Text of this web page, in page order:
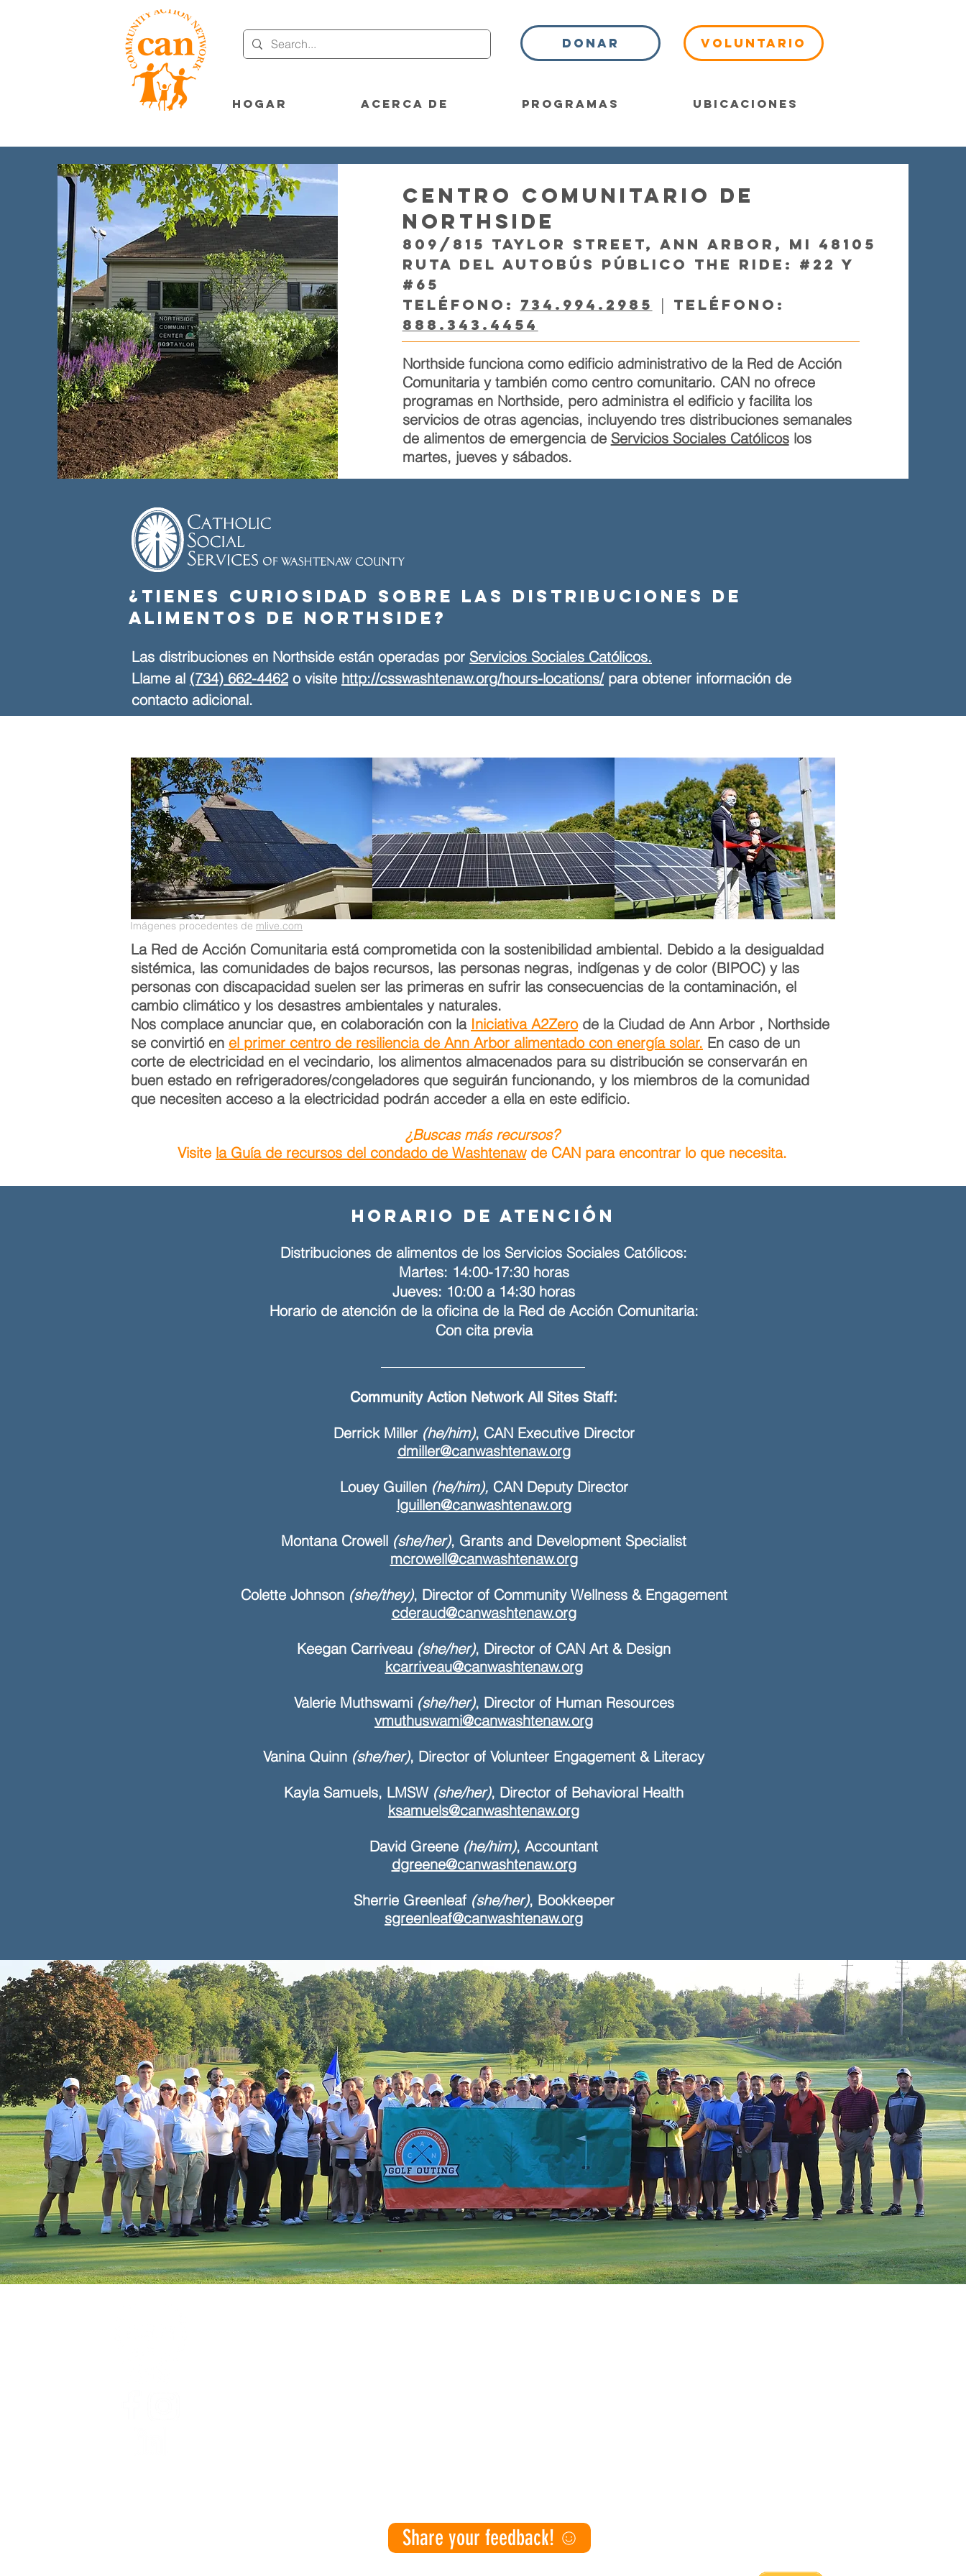
Donar Voluntario
Hogar Acerca de Programas Ubicaciones
Centro comunitario de
Northside
809/815 Taylor Street, Ann Arbor, MI 48105
Ruta del autobús público The Ride: #22 y
#65
Teléfono: 734.994.2985
│ Teléfono:
888.343.4454
Northside funciona como edificio administrativo de la Red de Acción
Comunitaria y también como centro comunitario. CAN no ofrece
programas en Northside, pero administra el edificio y facilita los
servicios de otras agencias, incluyendo tres distribuciones semanales
de alimentos de emergencia de Servicios Sociales Católicoslos
martes, jueves y sábados.
¿Tienes curiosidad sobre las distribuciones de
alimentos de Northside?
Las distribuciones en Northside están operadas por Servicios Sociales Católicos.
Llame al (734) 662-4462 o visite http://csswashtenaw.org/hours-locations/para obtener información de
contacto adicional.
Imágenes procedentes de mlive.com
La Red de Acción Comunitaria está comprometida con la sostenibilidad ambiental. Debido a la desigualdad
sistémica, las comunidades de bajos recursos, las personas negras, indígenas y de color (BIPOC) y las
personas con discapacidad suelen ser las primeras en sufrir las consecuencias de la contaminación, el
cambio climático y los desastres ambientales y naturales.
Nos complace anunciar que, en colaboración con la Iniciativa A2Zerode la Ciudad de Ann Arbor , Northside
se convirtió en el primer centro de resiliencia de Ann Arbor alimentado con energía solar. En caso de un
corte de electricidad en el vecindario, los alimentos almacenados para su distribución se conservarán en
buen estado en refrigeradores/congeladores que seguirán funcionando, y los miembros de la comunidad
que necesiten acceso a la electricidad podrán acceder a ella en este edificio.
¿Buscas más recursos?
Visite la Guía de recursos del condado de Washtenawde CAN para encontrar lo que necesita.
Horario de atención
Distribuciones de alimentos de los Servicios Sociales Católicos:
Martes: 14:00-17:30 horas
Jueves: 10:00 a 14:30 horas
Horario de atención de la oficina de la Red de Acción Comunitaria:
Con cita previa
Community Action Network All Sites Staff:
Derrick Miller (he/him), CAN Executive Director
dmiller@canwashtenaw.org
Louey Guillen (he/him), CAN Deputy Director
lguillen@canwashtenaw.org
Montana Crowell (she/her), Grants and Development Specialist
mcrowell@canwashtenaw.org
Colette Johnson (she/they), Director of Community Wellness & Engagement
cderaud@canwashtenaw.org
Keegan Carriveau (she/her), Director of CAN Art & Design
kcarriveau@canwashtenaw.org
Valerie Muthswami (she/her), Director of Human Resources
vmuthuswami@canwashtenaw.org
Vanina Quinn (she/her), Director of Volunteer Engagement & Literacy
Kayla Samuels, LMSW (she/her), Director of Behavioral Health
ksamuels@canwashtenaw.org
David Greene (he/him), Accountant
dgreene@canwashtenaw.org
Sherrie Greenleaf (she/her), Bookkeeper
sgreenleaf@canwashtenaw.org
Share your feedback!